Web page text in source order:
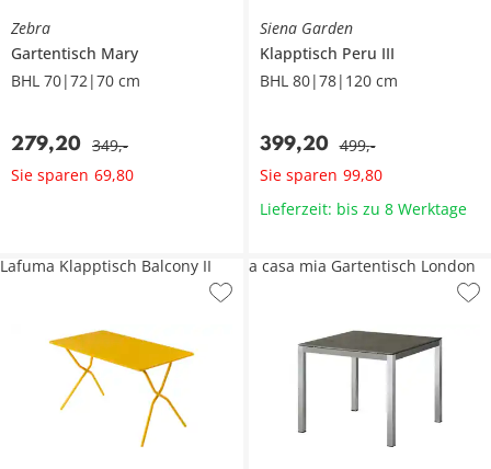
Zebra
Gartentisch Mary
BHL 70|72|70 cm
279,20 349,-
Sie sparen 69,80
Siena Garden
Klapptisch Peru III
BHL 80|78|120 cm
399,20 499,-
Sie sparen 99,80
Lieferzeit: bis zu 8 Werktage
Lafuma Klapptisch Balcony II a casa mia Gartentisch London